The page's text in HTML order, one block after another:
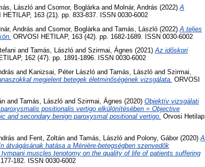
László and Csomor, Boglárka and Molnár, András (2022) A
HETILAP, 163 (21). pp. 833-837. ISSN 0030-6002
András and Csomor, Boglárka and Tamás, László (2022) A teljes
ORVOSI HETILAP, 163 (42). pp. 1682-1689. ISSN 0030-6002
and Tamás, László and Szirmai, Ágnes (2021)Az időskori
162 (47). pp. 1891-1896. ISSN 0030-6002
and Kanizsai, Péter László and Tamás, László and Szirmai,
megjelent betegek életminőségének vizsgálata. ORVOSI
and Tamás, László and Szirmai, Ágnes (2020) Objektív vizsgálati
positionalis vertigo elkülönítésében = Objective
and secondary benign paroxysmal positional vertigo. Orvosi Hetilap,
and Fent, Zoltán and Tamás, László and Polony, Gábor(2020) A
hatása a Ménière-betegségben szenvedők
muscles tenotomy on the quality of life of patients suffering
182. ISSN 0030-6002